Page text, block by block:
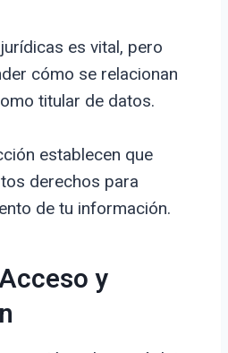
es vital, pero
cómo se relacionan
titular de datos.
establecen que
derechos para
de tu información.
y